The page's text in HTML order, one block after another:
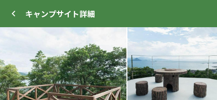
キャンプサイト詳細